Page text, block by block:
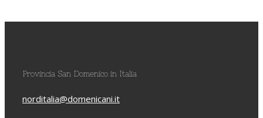
Provincia San Domenico in Italia
norditalia@domenicani.it